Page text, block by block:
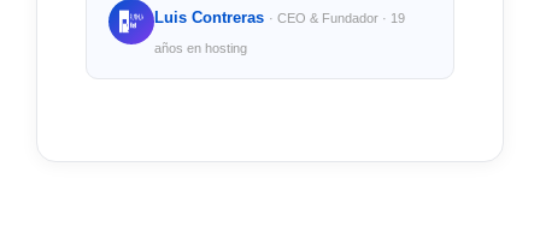
Luis Contreras · CEO & Fundador · 19
años en hosting